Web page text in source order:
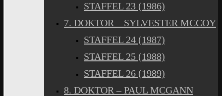
STAFFEL 23 (1986)
7. DOKTOR – SYLVESTER MCCOY
STAFFEL 24 (1987)
STAFFEL 25 (1988)
STAFFEL 26 (1989)
8. DOKTOR – PAUL MCGANN